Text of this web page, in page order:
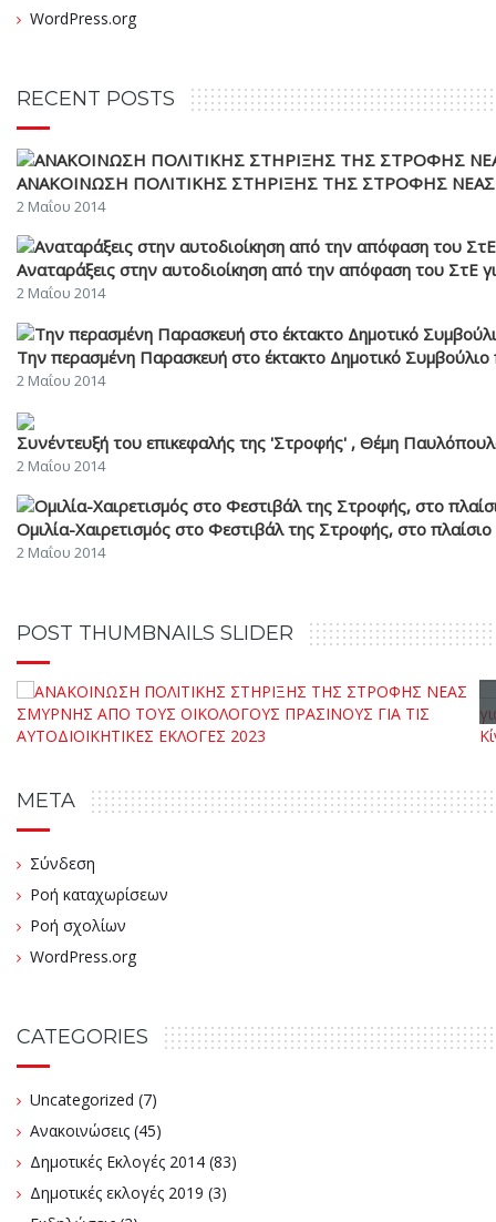
WordPress.org
RECENT POSTS
ΑΝΑΚΟΙΝΩΣΗ ΠΟΛΙΤΙΚΗΣ ΣΤΗΡΙΞΗΣ ΤΗΣ ΣΤΡΟΦΗΣ
2 Μαΐου 2014
Αναταράξεις στην αυτοδιοίκηση από την απόφαση του
2 Μαΐου 2014
Την περασμένη Παρασκευή στο έκτακτο Δημοτικό Συμβούλιο
2 Μαΐου 2014
Συνέντευξή του επικεφαλής της 'Στροφής' , Θέμη
2 Μαΐου 2014
Ομιλία-Χαιρετισμός στο Φεστιβάλ της Στροφής, στο
2 Μαΐου 2014
POST THUMBNAILS SLIDER
META
Σύνδεση
Ροή καταχωρίσεων
Ροή σχολίων
WordPress.org
CATEGORIES
Uncategorized (7)
Ανακοινώσεις (45)
Δημοτικές Εκλογές 2014 (83)
Δημοτικές εκλογές 2019 (3)